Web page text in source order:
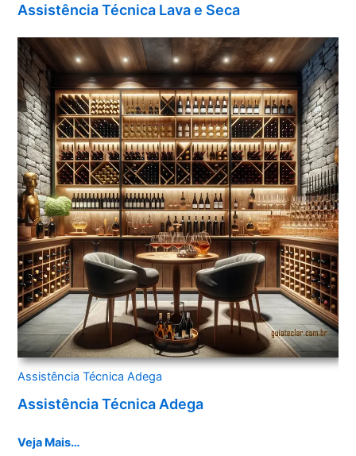
Assistência Técnica Lava e Seca
Assistência Técnica Adega
Assistência Técnica Adega
Veja Mais…